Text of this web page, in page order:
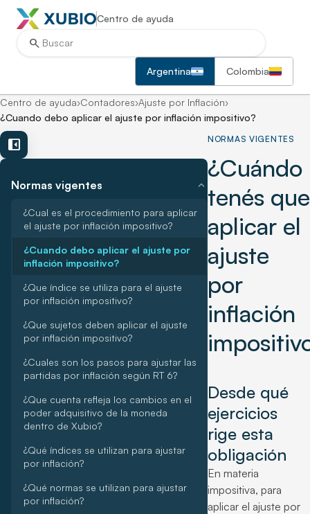
Centro de ayuda
search
Argentina Colombia
Centro de ayuda›Contadores›Ajuste por Inflación›
¿Cuando debo aplicar el ajuste por inflación impositivo?
left_panel_close
Normas vigentes expand_more
¿Cual es el procedimiento para aplicar
el ajuste por inflación impositivo?
¿Cuando debo aplicar el ajuste por
inflación impositivo?
¿Que índice se utiliza para el ajuste
por inflación impositivo?
¿Que sujetos deben aplicar el ajuste
por inflación impositivo?
¿Cuales son los pasos para ajustar las
partidas por inflación según RT 6?
¿Que cuenta refleja los cambios en el
poder adquisitivo de la moneda
dentro de Xubio?
¿Qué índices se utilizan para ajustar
por inflación?
¿Qué normas se utilizan para ajustar
por inflación?
NORMAS VIGENTES
¿Cuándo
tenés que
aplicar el
ajuste
por
inflación
Desde qué
ejercicios
rige esta
obligación
En materia
impositiva, para
aplicar el ajuste por